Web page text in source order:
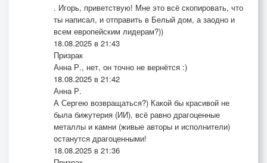
. Игорь, приветствую! Мне это всё скопировать, что
ты написал, и отправить в Белый дом, а заодно и
всем европейским лидерам?))
18.08.2025 в 21:43
Призрак
Анна Р., нет, он точно не вернётся :)
18.08.2025 в 21:42
Анна Р.
А Сергею возвращаться?) Какой бы красивой не
была бижутерия (ИИ), всё равно драгоценные
металлы и камни (живые авторы и исполнители)
останутся драгоценными!
18.08.2025 в 21:36